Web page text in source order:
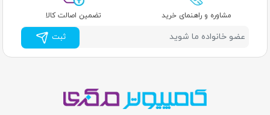
مشاوره و راهنمای خرید تضمین اصالت کالا
ثبت